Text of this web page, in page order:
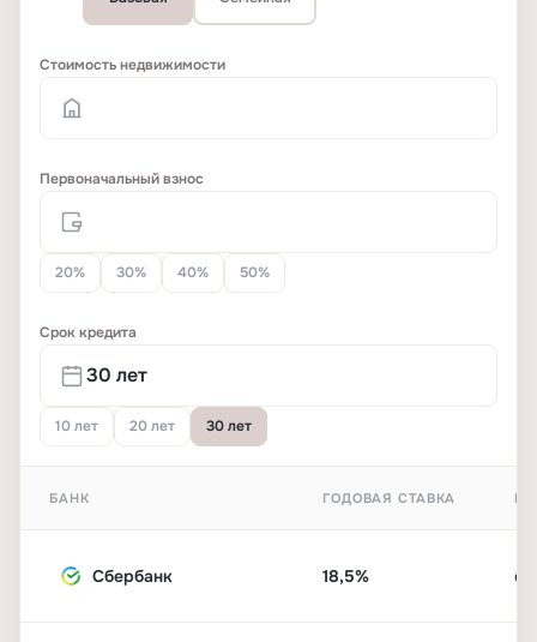
Стоимость недвижимости
Первоначальный взнос
20% 30% 40% 50%
Срок кредита
10 лет 20 лет 30 лет
БАНК ГОДОВАЯ СТАВКА
Сбербанк 18,5%